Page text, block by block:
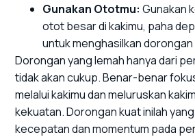
Gunakan Ototmu: Gunakan
otot besar di kakimu, paha
untuk menghasilkan dorongan
Dorongan yang lemah hanya dari
tidak akan cukup. Benar-benar
melalui kakimu dan meluruskan
kekuatan. Dorongan kuat inilah
kecepatan dan momentum pada